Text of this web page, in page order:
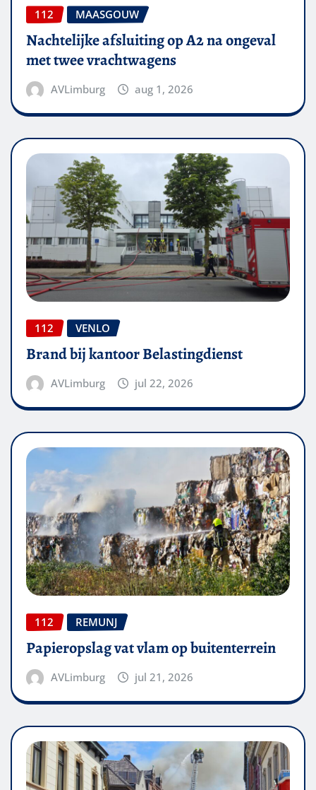
112 MAASGOUW
Nachtelijke afsluiting op A2 na ongeval
met twee vrachtwagens
AVLimburg aug 1, 2026
112 VENLO
Brand bij kantoor Belastingdienst
AVLimburg jul 22, 2026
112 REMUNJ
Papieropslag vat vlam op buitenterrein
AVLimburg jul 21, 2026